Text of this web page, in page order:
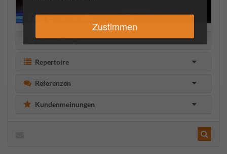
Zustimmen
Beschreibung
Repertoire
Referenzen
Kundenmeinungen